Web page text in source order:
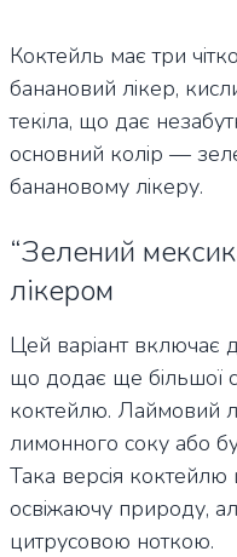
Коктейль має три
банановий лікер,
текіла, що дає
основний колір —
банановому лікеру.
“Зелений
лікером
Цей варіант включає
що додає ще більшої
коктейлю. Лаймовий
лимонного соку або
Така версія коктейлю
освіжаючу природу,
цитрусовою ноткою.